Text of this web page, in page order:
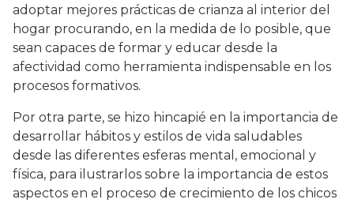
adoptar mejores prácticas de crianza al interior del
hogar procurando, en la medida de lo posible, que
sean capaces de formar y educar desde la
afectividad como herramienta indispensable en los
procesos formativos.
Por otra parte, se hizo hincapié en la importancia de
desarrollar hábitos y estilos de vida saludables
desde las diferentes esferas mental, emocional y
física, para ilustrarlos sobre la importancia de estos
aspectos en el proceso de crecimiento de los chicos